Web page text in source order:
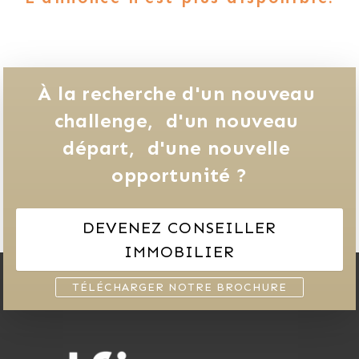
À la recherche d'un nouveau
challenge,
d'un nouveau
départ,
d'une nouvelle
opportunité ?
DEVENEZ CONSEILLER
IMMOBILIER
TÉLÉCHARGER NOTRE BROCHURE